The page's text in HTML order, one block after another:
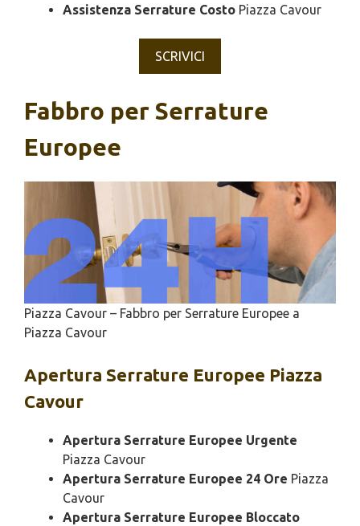
Assistenza Serrature Costo Piazza Cavour
SCRIVICI
Fabbro per Serrature
Europee
Piazza Cavour – Fabbro per Serrature Europee a
Piazza Cavour
Apertura Serrature Europee Piazza
Cavour
Apertura Serrature Europee Urgente
Piazza Cavour
Apertura Serrature Europee 24 Ore Piazza
Cavour
Apertura Serrature Europee Bloccato